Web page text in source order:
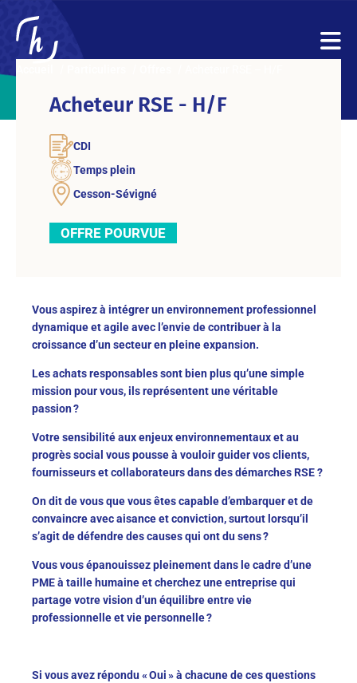
Acheteur RSE - H/F
CDI
Temps plein
Cesson-Sévigné
OFFRE POURVUE
Vous aspirez à intégrer un environnement professionnel
dynamique et agile avec l’envie de contribuer à la
croissance d’un secteur en pleine expansion.
Les achats responsables sont bien plus qu’une simple
mission pour vous, ils représentent une véritable
passion ?
Votre sensibilité aux enjeux environnementaux et au
progrès social vous pousse à vouloir guider vos clients,
fournisseurs et collaborateurs dans des démarches RSE ?
On dit de vous que vous êtes capable d’embarquer et de
convaincre avec aisance et conviction, surtout lorsqu’il
s’agit de défendre des causes qui ont du sens ?
Vous vous épanouissez pleinement dans le cadre d’une
PME à taille humaine et cherchez une entreprise qui
partage votre vision d’un équilibre entre vie
professionnelle et vie personnelle ?
Si vous avez répondu « Oui » à chacune de ces questions